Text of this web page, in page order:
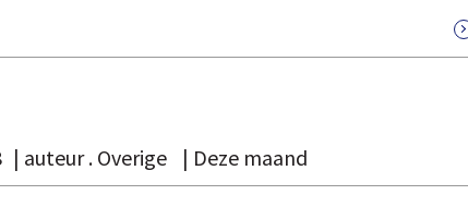
auteur . Overige Deze maand